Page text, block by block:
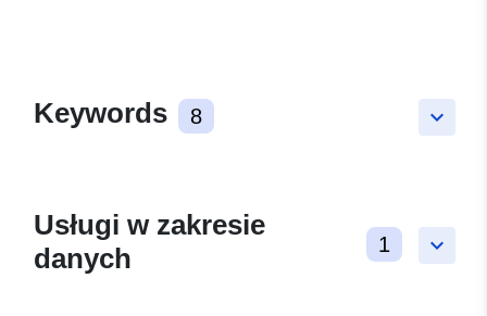
keyboard_arrow_down
Keywords 8
keyboard_arrow_down
Usługi w zakresie
danych
1